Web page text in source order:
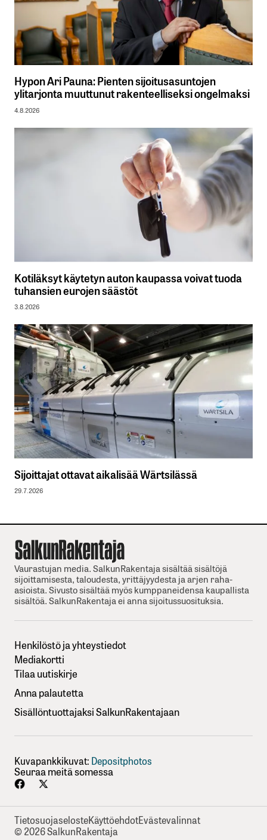
Hypon Ari Pauna: Pienten sijoitusasuntojen
ylitarjonta muuttunut rakenteelliseksi ongelmaksi
4.8.2026
Kotiläksyt käytetyn auton kaupassa voivat tuoda
tuhansien eurojen säästöt
3.8.2026
Sijoittajat ottavat aikalisää Wärtsilässä
29.7.2026
Vaurastujan media. SalkunRakentaja sisältää sisältöjä
sijoittamisesta, taloudesta, yrittäjyydesta ja arjen raha-
asioista. Sivusto sisältää myös kumppaneidensa kaupallista
sisältöä. SalkunRakentaja ei anna sijoitussuosituksia.
Henkilöstö ja yhteystiedot
Mediakortti
Tilaa uutiskirje
Anna palautetta
Sisällöntuottajaksi SalkunRakentajaan
Kuvapankkikuvat: Depositphotos
Seuraa meitä somessa
TietosuojaselosteKäyttöehdotEvästevalinnat
© 2026 SalkunRakentaja